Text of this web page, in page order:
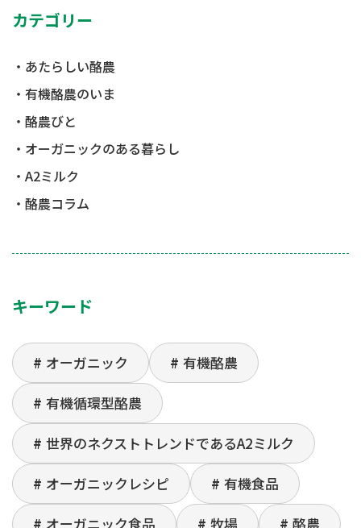
カテゴリー
あたらしい酪農
有機酪農のいま
酪農びと
オーガニックのある暮らし
A2ミルク
酪農コラム
キーワード
オーガニック
有機酪農
有機循環型酪農
世界のネクストトレンドであるA2ミルク
オーガニックレシピ
有機食品
オーガニック食品
牧場
酪農